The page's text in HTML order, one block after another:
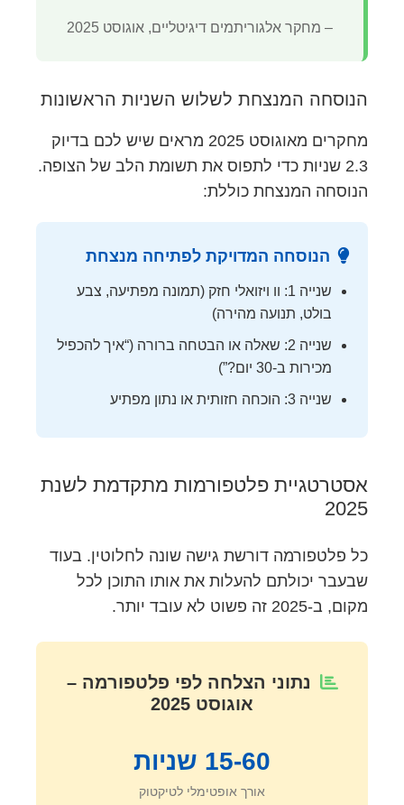
– מחקר אלגוריתמים דיגיטליים, אוגוסט 2025
הנוסחה המנצחת לשלוש השניות הראשונות
מחקרים מאוגוסט 2025 מראים שיש לכם בדיוק
2.3 שניות כדי לתפוס את תשומת הלב של הצופה.
הנוסחה המנצחת כוללת:
הנוסחה המדויקת לפתיחה מנצחת
שנייה 1: וו ויזואלי חזק (תמונה מפתיעה, צבע
בולט, תנועה מהירה)
שנייה 2: שאלה או הבטחה ברורה (“איך להכפיל
מכירות ב-30 יום?”)
שנייה 3: הוכחה חזותית או נתון מפתיע
אסטרטגיית פלטפורמות מתקדמת לשנת
2025
כל פלטפורמה דורשת גישה שונה לחלוטין. בעוד
שבעבר יכולתם להעלות את אותו התוכן לכל
מקום, ב-2025 זה פשוט לא עובד יותר.
נתוני הצלחה לפי פלטפורמה –
אוגוסט 2025
15-60 שניות
אורך אופטימלי לטיקטוק